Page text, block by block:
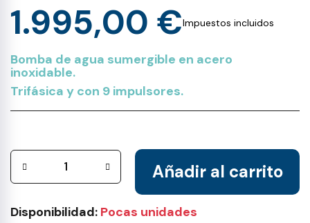
1.995,00 €Impuestos incluidos
Bomba de agua sumergible en acero
inoxidable.
Trifásica y con 9 impulsores.
Añadir al carrito
Disponibilidad: Pocas unidades